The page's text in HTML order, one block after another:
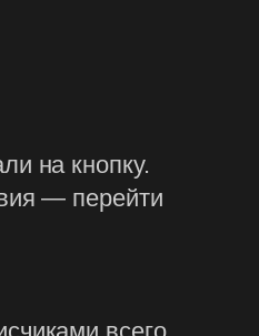
на кнопку.
— перейти